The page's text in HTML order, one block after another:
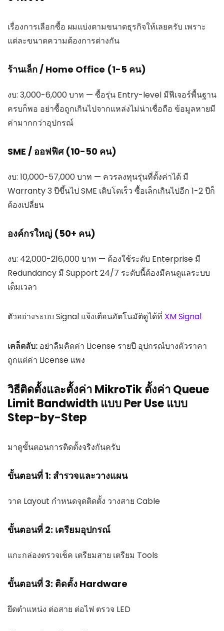
เรื่องการเลือกซื้อ ผมแบ่งตามขนาดธุรกิจให้เลยครับ เพราะ
แต่ละขนาดความต้องการต่างกัน
ร้านเล็ก / Home Office (1-5 คน)
งบ: 3,000-6,000 บาท — ซื้อรุ่น Entry-level มีฟีเจอร์พื้นฐาน
ครบก็พอ อย่าซื้อถูกเกินไปจากแหล่งไม่น่าเชื่อถือ ข้อมูลหายมี
ค่ามากกว่าอุปกรณ์
SME / ออฟฟิศ (10-50 คน)
งบ: 10,000-57,000 บาท — ควรลงทุนรุ่นที่ตั้งค่าได้ มี
Warranty 3 ปีขึ้นไป SME เติบโตเร็ว ซื้อเล็กเกินไปอีก 1-2 ปีก็
ต้องเปลี่ยน
องค์กรใหญ่ (50+ คน)
งบ: 42,000-216,000 บาท — ต้องใช้ระดับ Enterprise มี
Redundancy มี Support 24/7 ระดับนี้ต้องมีคนดูแลระบบ
เต็มเวลา
ตัวอย่างระบบ Signal แจ้งเตือนอัตโนมัติดูได้ที่ XM Signal
เคล็ดลับ: อย่าลืมคิดค่า License รายปี อุปกรณ์บางตัวราคา
ถูกแต่ค่า License แพง
วิธีติดตั้งและตั้งค่า MikroTik ตั้งค่า Queue
Limit Bandwidth แบบ Per Use แบบ
Step-by-Step
มาดูขั้นตอนการติดตั้งจริงกันครับ
ขั้นตอนที่ 1: สำรวจและวางแผน
วาด Layout กำหนดจุดติดตั้ง วางสาย Cable
ขั้นตอนที่ 2: เตรียมอุปกรณ์
แกะกล่องตรวจเช็ค เตรียมสาย เตรียม Tools
ขั้นตอนที่ 3: ติดตั้ง Hardware
ยึดตำแหน่ง ต่อสาย ต่อไฟ ตรวจ LED